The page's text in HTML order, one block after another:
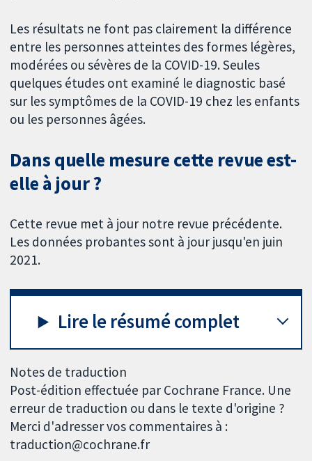
Les résultats ne font pas clairement la différence
entre les personnes atteintes des formes légères,
modérées ou sévères de la COVID-19. Seules
quelques études ont examiné le diagnostic basé
sur les symptômes de la COVID-19 chez les enfants
ou les personnes âgées.
Dans quelle mesure cette revue est-
elle à jour ?
Cette revue met à jour notre revue précédente.
Les données probantes sont à jour jusqu'en juin
2021.
Lire le résumé complet
Notes de traduction
Post-édition effectuée par Cochrane France. Une
erreur de traduction ou dans le texte d'origine ?
Merci d'adresser vos commentaires à :
traduction@cochrane.fr